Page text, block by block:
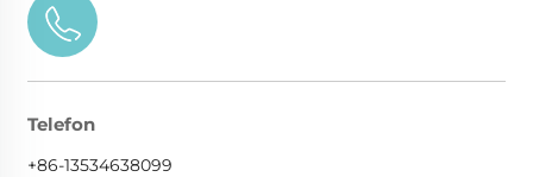
Telefon
+86-13534638099